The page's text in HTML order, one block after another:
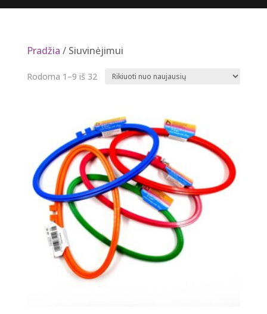
Pradžia / Siuvinėjimui
Rodoma 1–9 iš 32Rūšiuojama